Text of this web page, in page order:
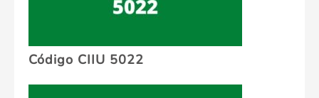
Código CIIU 5022